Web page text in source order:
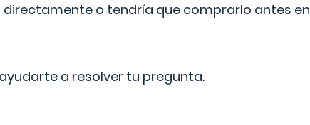
o tendría que comprarlo antes en
a resolver tu pregunta.